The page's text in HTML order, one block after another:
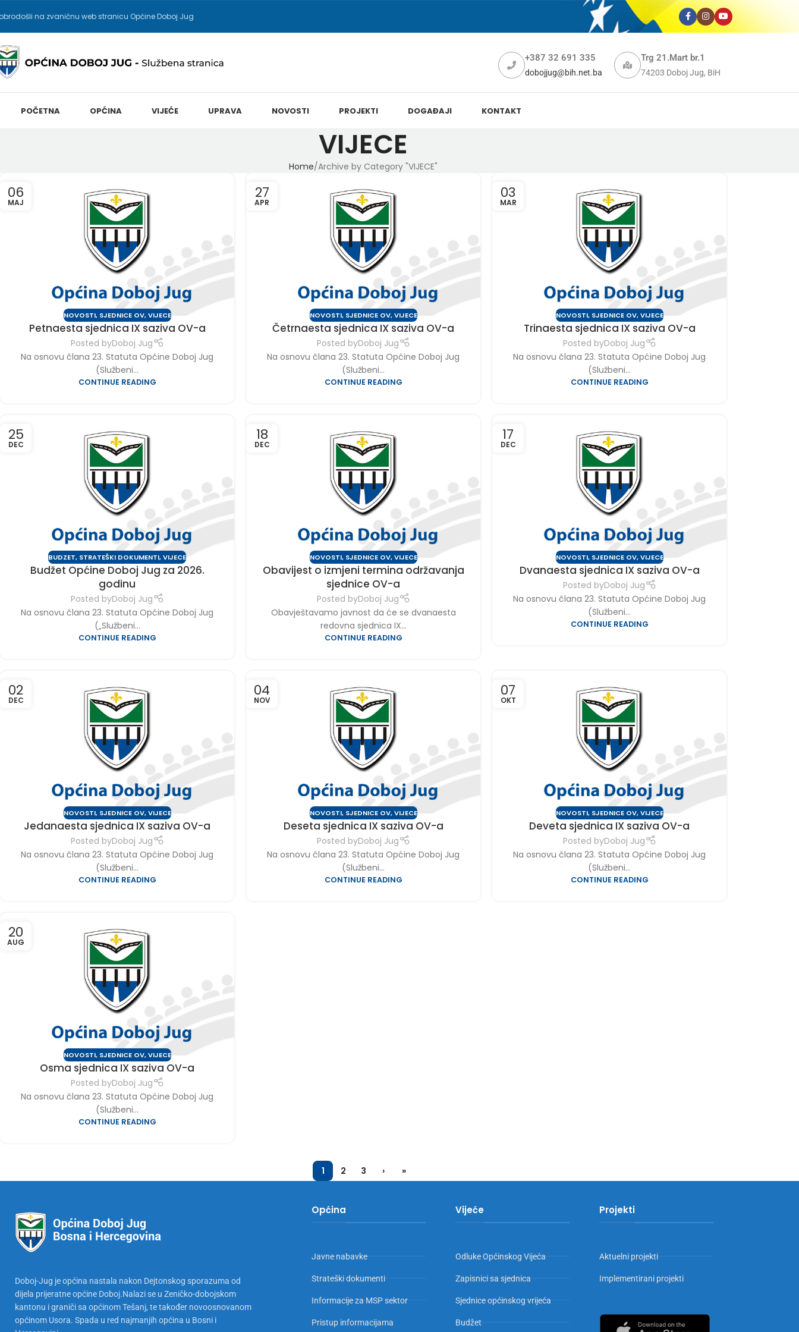
na zvaničnu web stranicu Općine Doboj Jug
+387 32 691 335
dobojjug@bih.net.ba
Trg 21.Mart br.1
74203 Doboj Jug, BiH
POČETNA OPĆINA VIJEĆE UPRAVA NOVOSTI PROJEKTI DOGAĐAJI KONTAKT
VIJECE
Home Archive by Category "VIJECE"
06
MAJ
NOVOSTI, SJEDNICE OV,VIJECE
Petnaesta sjednica IX saziva OV-a
Posted byDoboj Jug
Na osnovu člana 23. Statuta Općine Doboj Jug
(Službeni...
CONTINUE READING
27
APR
NOVOSTI, SJEDNICE OV,VIJECE
Četrnaesta sjednica IX saziva OV-a
Posted byDoboj Jug
Na osnovu člana 23. Statuta Općine Doboj Jug
(Službeni...
CONTINUE READING
03
MAR
NOVOSTI, SJEDNICE OV,VIJECE
Trinaesta sjednica IX saziva OV-a
Posted byDoboj Jug
Na osnovu člana 23. Statuta Općine Doboj Jug
(Službeni...
CONTINUE READING
25
DEC
BUDZET, STRATEŠKI DOKUMENTI,VIJECE
Budžet Općine Doboj Jug za 2026.
godinu
Posted byDoboj Jug
Na osnovu člana 23. Statuta Općine Doboj Jug
(„Službeni...
CONTINUE READING
18
DEC
NOVOSTI, SJEDNICE OV,VIJECE
Obavijest o izmjeni termina održavanja
sjednice OV-a
Posted byDoboj Jug
Obavještavamo javnost da će se dvanaesta
redovna sjednica IX...
CONTINUE READING
17
DEC
NOVOSTI, SJEDNICE OV,VIJECE
Dvanaesta sjednica IX saziva OV-a
Posted byDoboj Jug
Na osnovu člana 23. Statuta Općine Doboj Jug
(Službeni...
CONTINUE READING
02
DEC
NOVOSTI, SJEDNICE OV,VIJECE
Jedanaesta sjednica IX saziva OV-a
Posted byDoboj Jug
Na osnovu člana 23. Statuta Općine Doboj Jug
(Službeni...
CONTINUE READING
04
NOV
NOVOSTI, SJEDNICE OV,VIJECE
Deseta sjednica IX saziva OV-a
Posted byDoboj Jug
Na osnovu člana 23. Statuta Općine Doboj Jug
(Službeni...
CONTINUE READING
07
OKT
NOVOSTI, SJEDNICE OV,VIJECE
Deveta sjednica IX saziva OV-a
Posted byDoboj Jug
Na osnovu člana 23. Statuta Općine Doboj Jug
(Službeni...
CONTINUE READING
20
AUG
NOVOSTI, SJEDNICE OV,VIJECE
Osma sjednica IX saziva OV-a
Posted byDoboj Jug
Na osnovu člana 23. Statuta Općine Doboj Jug
(Službeni...
CONTINUE READING
1 2 3 › »
Doboj-Jug je općina nastala nakon Dejtonskog sporazuma od
dijela prijeratne općine Doboj.Nalazi se u Zeničko-dobojskom
kantonu i graniči sa općinom Tešanj, te također novoosnovanom
općinom Usora. Spada u red najmanjih općina u Bosni i
Općina
Javne nabavke
Strateški dokumenti
Informacije za MSP sektor
Pristup informacijama
Vijeće
Odluke Općinskog Vijeća
Zapisnici sa sjednica
Sjednice općinskog vrijeća
Budžet
Projekti
Aktuelni projekti
Implementirani projekti